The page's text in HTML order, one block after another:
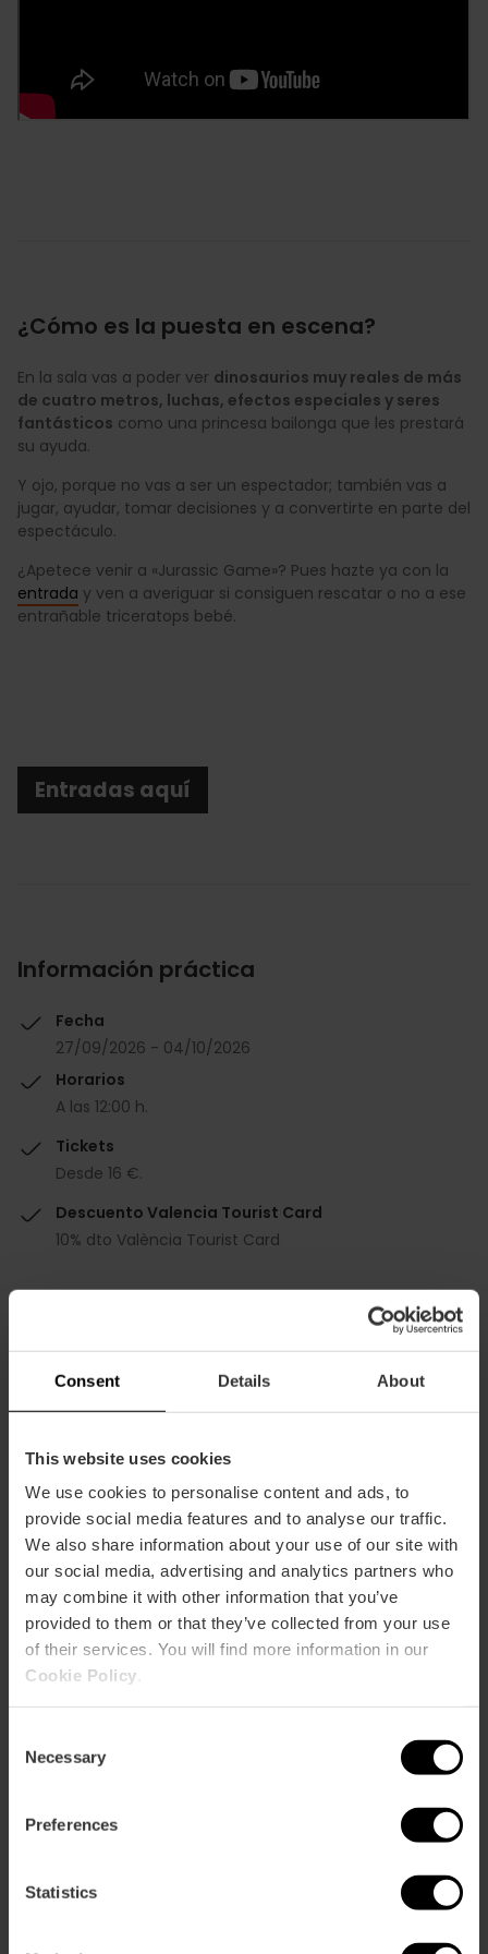
Consent Details About
This website uses cookies
We use cookies to personalise content and ads, to
provide social media features and to analyse our traffic.
We also share information about your use of our site with
our social media, advertising and analytics partners who
may combine it with other information that you’ve
provided to them or that they’ve collected from your use
of their services. You will find more information in our
Cookie Policy
Selection
Necessary
Preferences
Statistics
¿Cómo es la puesta en escena?
En la sala vas a poder ver dinosaurios muy reales de más
de cuatro metros, luchas, efectos especiales y seres
fantásticos como una princesa bailonga que les prestará
su ayuda.
Y ojo, porque no vas a ser un espectador; también vas a
jugar, ayudar, tomar decisiones y a convertirte en parte del
espectáculo.
¿Apetece venir a «Jurassic Game»? Pues hazte ya con la
entrada y ven a averiguar si consiguen rescatar o no a ese
entrañable triceratops bebé.
Entradas aquí
Información práctica
Fecha
27/09/2026 - 04/10/2026
Horarios
A las 12:00 h.
Tickets
Desde 16 €.
Descuento Valencia Tourist Card
10% dto València Tourist Card
Cómo llegar
Metro
L3,L5,L9
Bus
4,10, 11,19,31,32,70,71,72
s/n Bulevar Sur esquina Calle Pío IX, València, 46017